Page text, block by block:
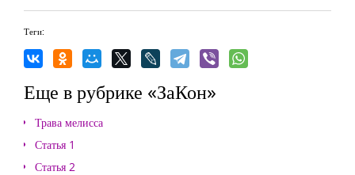
Теги:
Еще в рубрике «ЗаКон»
Трава мелисса
Статья 1
Статья 2